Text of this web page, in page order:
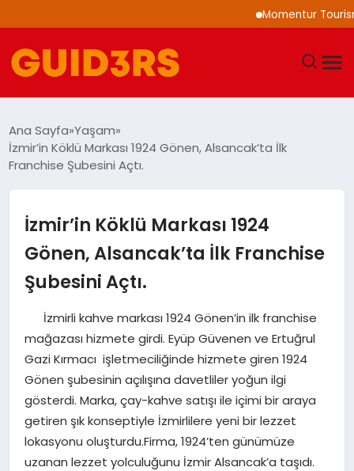
Momentur Tourism &
YAŞAM
SAĞLIK
EKONOMI
MAGAZIN
EĞITIM
Ana Sayfa Yaşam
İzmir’in Köklü Markası 1924 Gönen, Alsancak’ta İlk
Franchise Şubesini Açtı.
İzmir’in Köklü Markası 1924
Gönen, Alsancak’ta İlk Franchise
Şubesini Açtı.
İzmirli kahve markası 1924 Gönen’in ilk franchise
mağazası hizmete girdi. Eyüp Güvenen ve Ertuğrul
Gazi Kırmacı işletmeciliğinde hizmete giren 1924
Gönen şubesinin açılışına davetliler yoğun ilgi
gösterdi. Marka, çay-kahve satışı ile içimi bir araya
getiren şık konseptiyle İzmirlilere yeni bir lezzet
lokasyonu oluşturdu.Firma, 1924’ten günümüze
uzanan lezzet yolculuğunu İzmir Alsancak’a taşıdı.